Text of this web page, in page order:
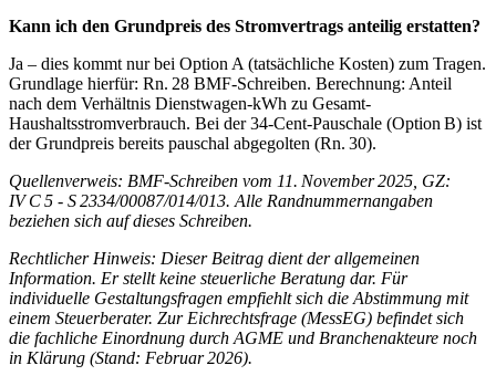
Kann ich den Grundpreis des Stromvertrags anteilig erstatten?
Ja – dies kommt nur bei Option A (tatsächliche Kosten) zum Tragen.
Grundlage hierfür: Rn. 28 BMF-Schreiben. Berechnung: Anteil
nach dem Verhältnis Dienstwagen-kWh zu Gesamt-
Haushaltsstromverbrauch. Bei der 34-Cent-Pauschale (Option B) ist
der Grundpreis bereits pauschal abgegolten (Rn. 30).
Quellenverweis: BMF-Schreiben vom 11. November 2025, GZ:
IV C 5 - S 2334/00087/014/013. Alle Randnummernangaben
beziehen sich auf dieses Schreiben.
Rechtlicher Hinweis: Dieser Beitrag dient der allgemeinen
Information. Er stellt keine steuerliche Beratung dar. Für
individuelle Gestaltungsfragen empfiehlt sich die Abstimmung mit
einem Steuerberater. Zur Eichrechtsfrage (MessEG) befindet sich
die fachliche Einordnung durch AGME und Branchenakteure noch
in Klärung (Stand: Februar 2026).